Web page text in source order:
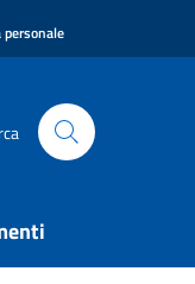
personale